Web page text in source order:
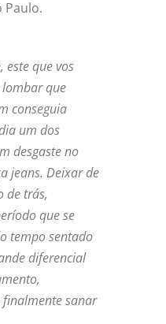
Paulo.
este que vos
lombar que
conseguia
um dos
desgaste no
jeans. Deixar de
de trás,
que se
tempo sentado
diferencial
sanar